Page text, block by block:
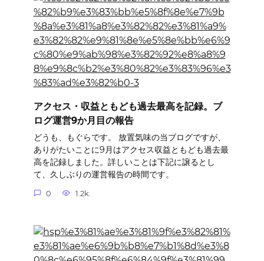
アクセス・収益ともども過去最高を記録。ブ
ログ運営9か月目の報告
どうも、もぐらです。 放置気味の当ブログですが、
ありがたいことに9月はアクセス収益ともども過去最
高を記録しました。詳しいことは下記に譲るとし
て、久しぶりの運営報告の時間です。
0 1.2k.